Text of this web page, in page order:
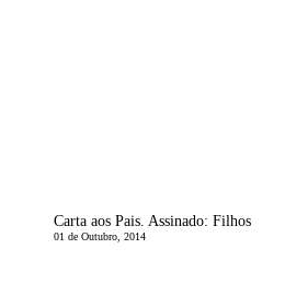
Carta aos Pais. Assinado: Filhos
01 de Outubro, 2014